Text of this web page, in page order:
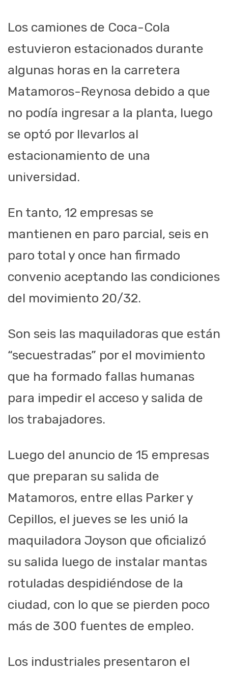
Los camiones de Coca-Cola
estuvieron estacionados durante
algunas horas en la carretera
Matamoros-Reynosa debido a que
no podía ingresar a la planta, luego
se optó por llevarlos al
estacionamiento de una
universidad.
En tanto, 12 empresas se
mantienen en paro parcial, seis en
paro total y once han firmado
convenio aceptando las condiciones
del movimiento 20/32.
Son seis las maquiladoras que están
“secuestradas” por el movimiento
que ha formado fallas humanas
para impedir el acceso y salida de
los trabajadores.
Luego del anuncio de 15 empresas
que preparan su salida de
Matamoros, entre ellas Parker y
Cepillos, el jueves se les unió la
maquiladora Joyson que oficializó
su salida luego de instalar mantas
rotuladas despidiéndose de la
ciudad, con lo que se pierden poco
más de 300 fuentes de empleo.
Los industriales presentaron el